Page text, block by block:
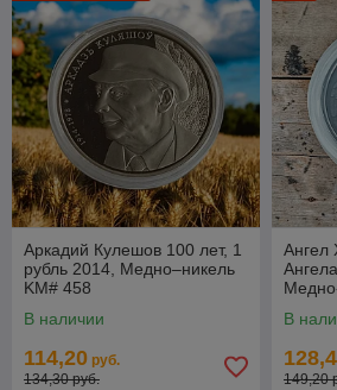
Аркадий Кулешов 100 лет, 1
рубль 2014, Медно–никель
KM# 458
В наличии
114,20 руб.
134,30 руб.
Ангел
В
149,20